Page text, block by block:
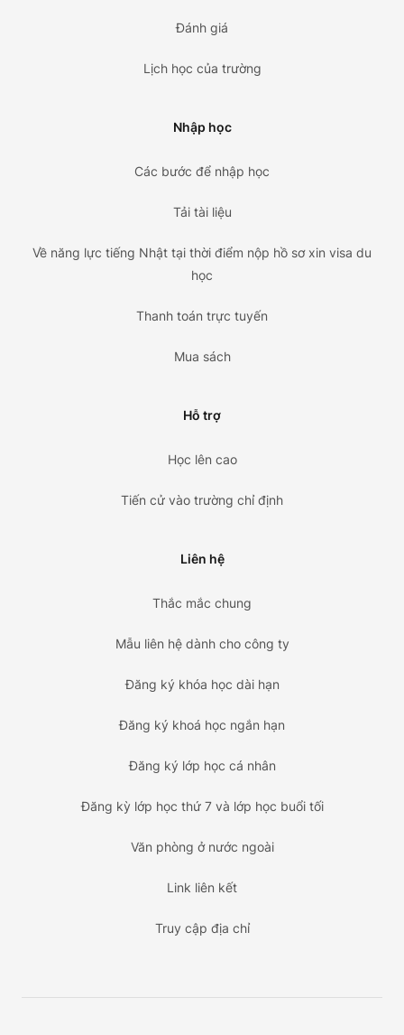
Đánh giá
Lịch học của trường
Nhập học
Các bước để nhập học
Tải tài liệu
Về năng lực tiếng Nhật tại thời điểm nộp hồ sơ xin visa du
học
Thanh toán trực tuyến
Mua sách
Hỗ trợ
Học lên cao
Tiến cử vào trường chỉ định
Liên hệ
Thắc mắc chung
Mẫu liên hệ dành cho công ty
Đăng ký khóa học dài hạn
Đăng ký khoá học ngắn hạn
Đăng ký lớp học cá nhân
Đăng kỳ lớp học thứ 7 và lớp học buổi tối
Văn phòng ở nước ngoài
Link liên kết
Truy cập địa chỉ